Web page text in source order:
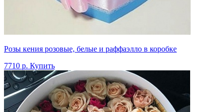
Розы кения розовые, белые и раффаэлло в коробке
7710 р. Купить